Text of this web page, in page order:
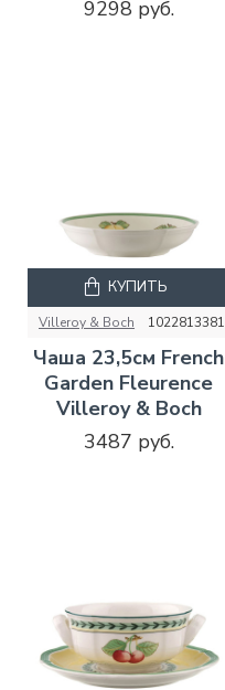
9298 руб.
Villeroy & Boch 1022813381
Чаша 23,5см French
Garden Fleurence
Villeroy & Boch
3487 руб.
КУПИТЬ